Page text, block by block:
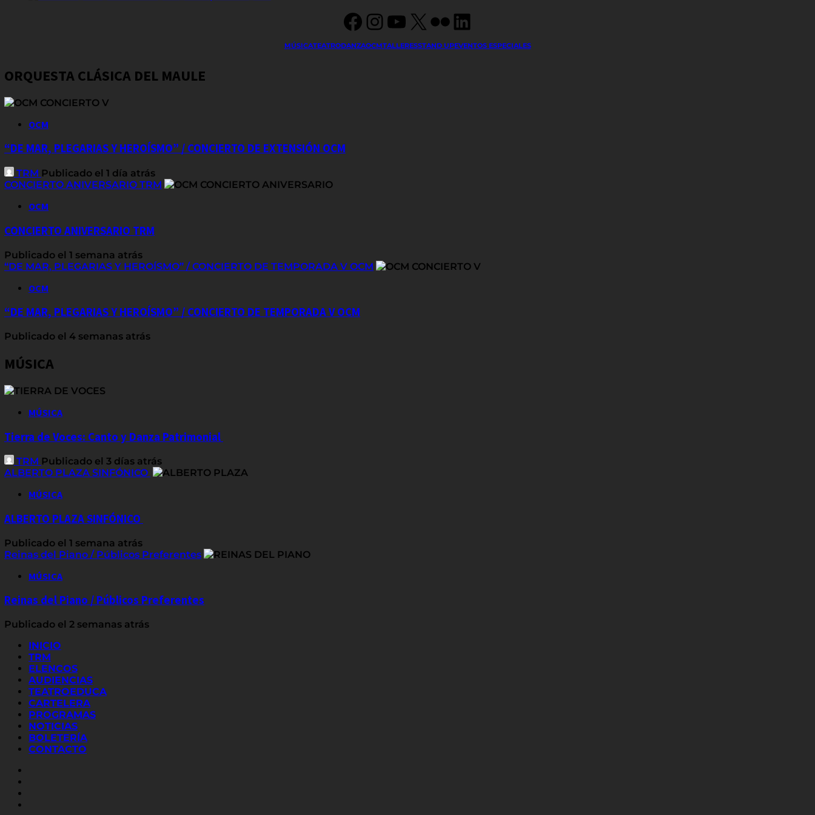
Facebook
Instagram
YouTube
X FlickrLinkedIn
MÚSICATEATRODANZAOCMTALLERESSTAND UPEVENTOS ESPECIALES
ORQUESTA CLÁSICA DEL MAULE
OCM
“DE MAR, PLEGARIAS Y HEROÍSMO” / CONCIERTO DE EXTENSIÓN OCM
TRM Publicado el 1 día atrás
CONCIERTO ANIVERSARIO TRM
OCM
CONCIERTO ANIVERSARIO TRM
Publicado el 1 semana atrás
“DE MAR, PLEGARIAS Y HEROÍSMO” / CONCIERTO DE TEMPORADA V OCM
OCM
“DE MAR, PLEGARIAS Y HEROÍSMO” / CONCIERTO DE TEMPORADA V OCM
Publicado el 4 semanas atrás
MÚSICA
MÚSICA
Tierra de Voces: Canto y Danza Patrimonial
TRM Publicado el 3 días atrás
ALBERTO PLAZA SINFÓNICO
MÚSICA
ALBERTO PLAZA SINFÓNICO
Publicado el 1 semana atrás
Reinas del Piano / Públicos Preferentes
MÚSICA
Reinas del Piano / Públicos Preferentes
Publicado el 2 semanas atrás
INICIO
TRM
ELENCOS
AUDIENCIAS
TEATROEDUCA
CARTELERA
PROGRAMAS
NOTICIAS
BOLETERÍA
CONTACTO